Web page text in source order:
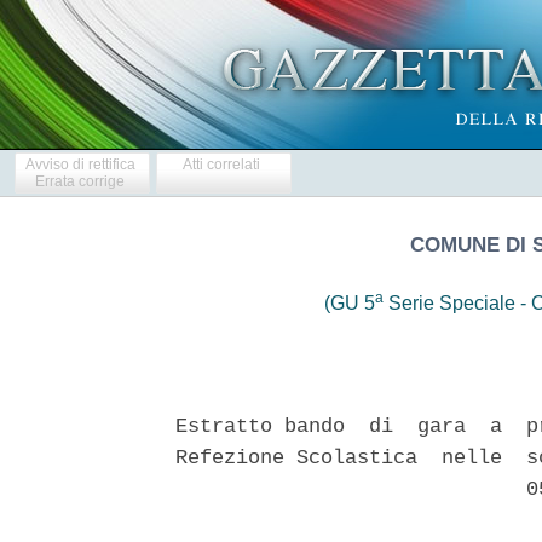
Avviso di rettifica
Errata corrige
Atti correlati
COMUNE DI
(GU 5a Serie Speciale -
Estratto bando  di  gara  a
Refezione Scolastica  nelle